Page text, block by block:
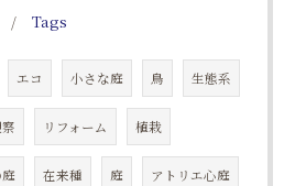
Tags
エコ 小さな庭 鳥 生態系
リフォーム 植栽
庭 在来種 庭 アトリエ心庭